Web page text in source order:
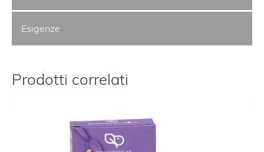
Esigenze
Prodotti correlati